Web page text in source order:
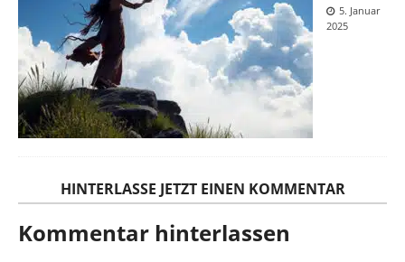
5. Januar
2025
HINTERLASSE JETZT EINEN KOMMENTAR
Kommentar hinterlassen